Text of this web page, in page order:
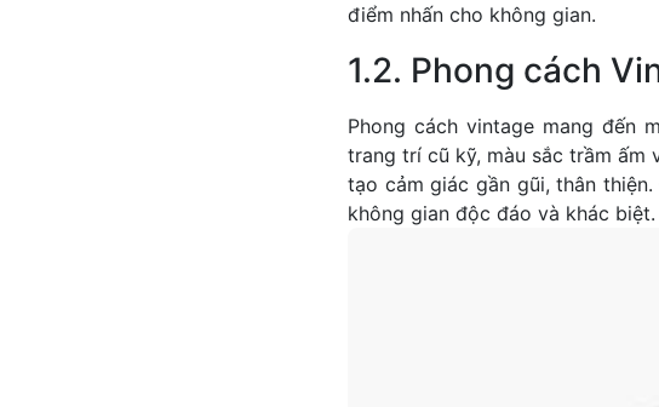
điểm nhấn cho không gian.
1.2. Phong cách
Phong cách vintage mang đến
trang trí cũ kỹ, màu sắc trầm ấm
tạo cảm giác gần gũi, thân
không gian độc đáo và khác biệt.